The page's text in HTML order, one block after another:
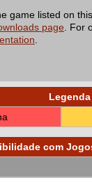
game listed on
page . For
Legenda
com